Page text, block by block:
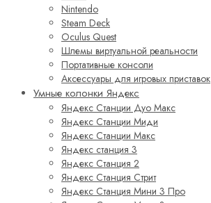
Nintendo
Steam Deck
Oculus Quest
Шлемы виртуальной реальности
Портативные консоли
Аксессуары для игровых приставок
Умные колонки Яндекс
Яндекс Станции Дуо Макс
Яндекс Станции Миди
Яндекс Станции Макс
Яндекс станция 3
Яндекс Станция 2
Яндекс Станция Стрит
Яндекс Станция Мини 3 Про